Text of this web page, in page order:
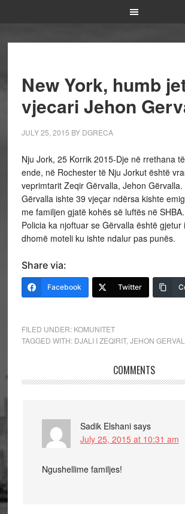
New York, humb
vjecari Jehon
JULY 25, 2015 BY DGRECA
Nju Jork, 25 Korrik 2015-Dje në rrethana
ende, në Rochester të Nju Jorkut është
veprimtarit Zeqir Gërvalla, Jehon Gërvalla.
Gërvalla ishte 39 vjeçar ndërsa kishte
me familjen gjatë kohës së luftës në SHBA.
Policia ka njoftuar se Gërvalla është gjetur
dhomë moteli ku ishte ndalur pas punës.
Share via:
Facebook Twitter
FILED UNDER: KOMUNITET
TAGGED WITH: DJALI I ZEQIRIT, JEHON
COMMENTS
Sadik Elshani says
July 25, 2015 at 10:31 am
Ngushellime familjes!